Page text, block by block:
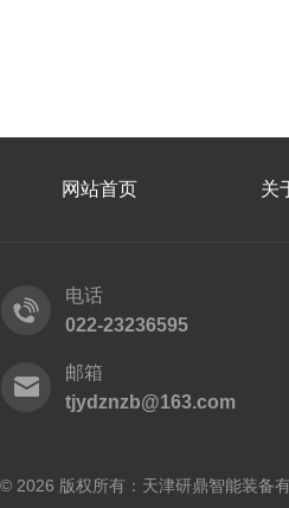
网站首页 关
电话
022-23236595
邮箱
tjydznzb@163.com
© 2026 版权所有：天津研鼎智能装备